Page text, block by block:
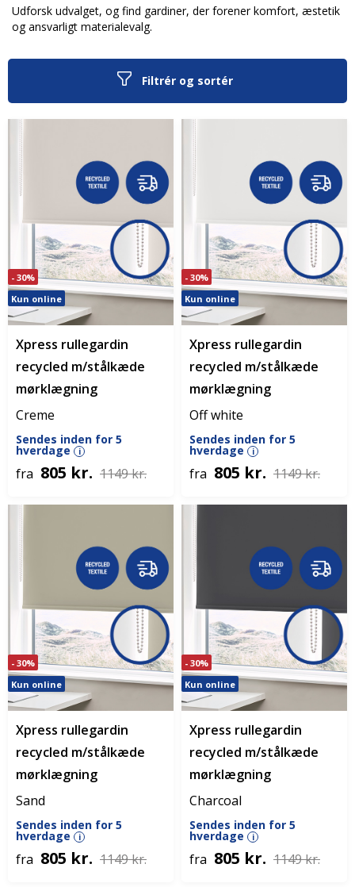
Udforsk udvalget, og find gardiner, der forener komfort, æstetik
og ansvarligt materialevalg.
Filtrér og sortér
- 30%
Kun online
Xpress rullegardin
recycled m/stålkæde
mørklægning
Creme
Sendes inden for 5
hverdage i
fra 805 kr. 1149 kr.
- 30%
Kun online
Xpress rullegardin
recycled m/stålkæde
mørklægning
Off white
Sendes inden for 5
hverdage i
fra 805 kr. 1149 kr.
- 30%
Kun online
Xpress rullegardin
recycled m/stålkæde
mørklægning
Sand
Sendes inden for 5
hverdage i
fra 805 kr. 1149 kr.
- 30%
Kun online
Xpress rullegardin
recycled m/stålkæde
mørklægning
Charcoal
Sendes inden for 5
hverdage i
fra 805 kr. 1149 kr.